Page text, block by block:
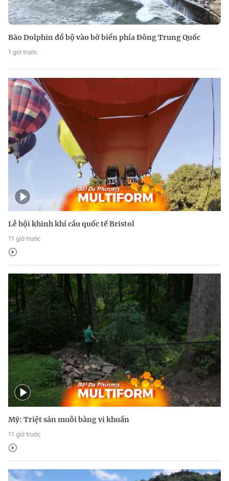
Bão Dolphin đổ bộ vào bờ biển phía Đông Trung Quốc
1 giờ trước
Lễ hội khinh khí cầu quốc tế Bristol
11 giờ trước
Mỹ: Triệt sản muỗi bằng vi khuẩn
11 giờ trước